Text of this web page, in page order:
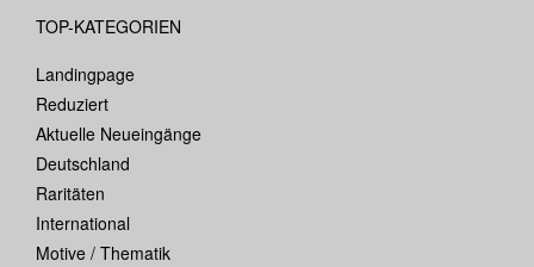
TOP-KATEGORIEN
Landingpage
Reduziert
Aktuelle Neueingänge
Deutschland
Raritäten
International
Motive / Thematik